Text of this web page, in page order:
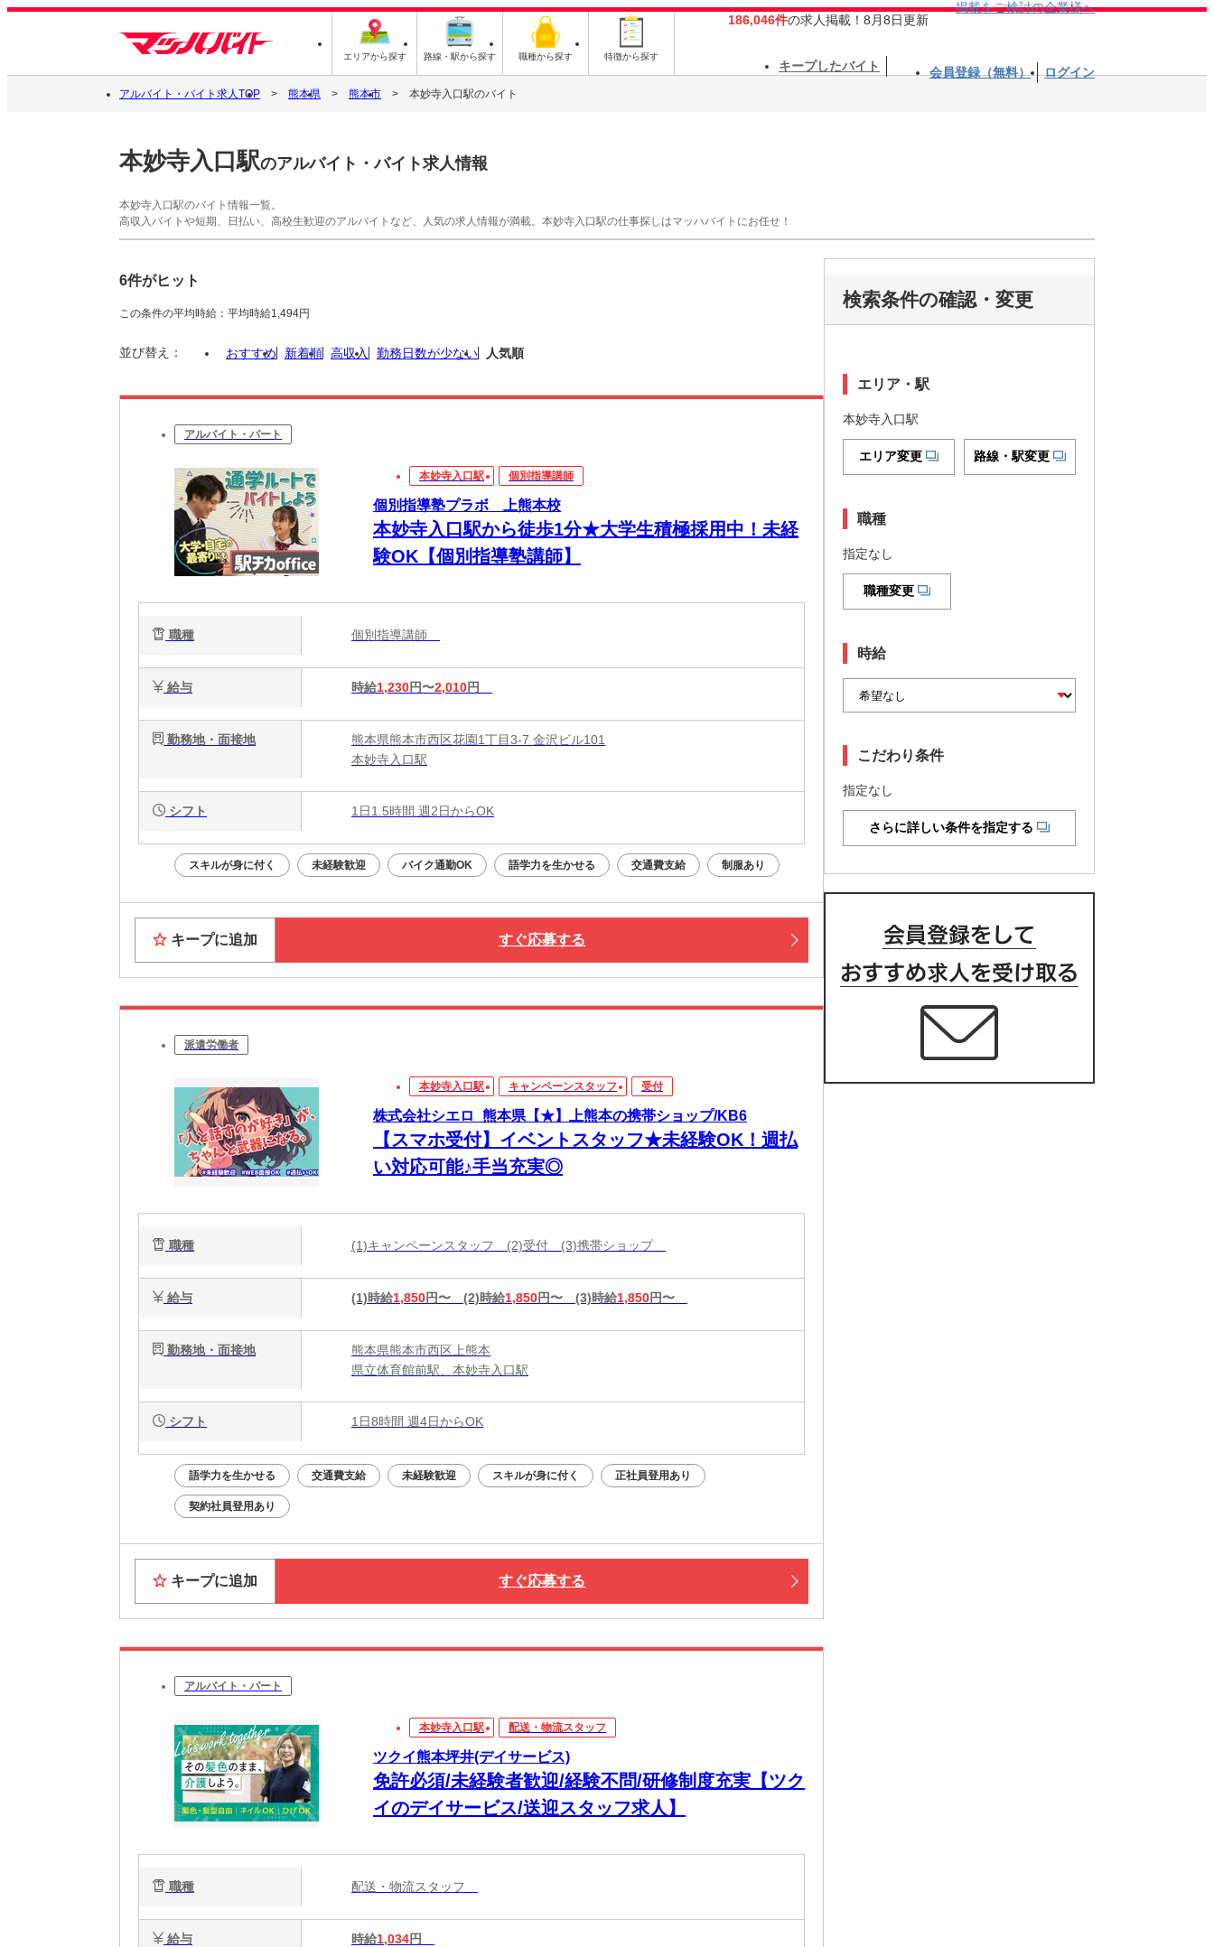
エリアから探す 路線・駅から探す 職種から探す 特徴から探す
186,046件の求人掲載！8月8日更新
掲載をご検討の企業様へ
キープしたバイト 会員登録（無料） ログイン
アルバイト・バイト求人TOP 熊本県 熊本市 本妙寺入口駅のバイト
本妙寺入口駅のアルバイト・バイト求人情報
本妙寺入口駅のバイト情報一覧。
高収入バイトや短期、日払い、高校生歓迎のアルバイトなど、人気の求人情報が満載。本妙寺入口駅の仕事探しはマッハバイトにお任せ！
6件がヒット
この条件の平均時給：平均時給1,494円
並び替え： おすすめ 新着順 高収入 勤務日数が少ない 人気順
アルバイト・パート
本妙寺入口駅 個別指導講師
個別指導塾プラボ 上熊本校
本妙寺入口駅から徒歩1分★大学生積極採用中！未経
験OK【個別指導塾講師】
職種 個別指導講師
給与 時給1,230円〜2,010円
勤務地・面接地
熊本県熊本市西区花園1丁目3-7 金沢ビル101
本妙寺入口駅
シフト 1日1.5時間 週2日からOK
スキルが身に付く 未経験歓迎 バイク通勤OK 語学力を生かせる 交通費支給 制服あり
キープに追加 すぐ応募する
派遣労働者
本妙寺入口駅 キャンペーンスタッフ 受付
株式会社シエロ_熊本県【★】上熊本の携帯ショップ/KB6
【スマホ受付】イベントスタッフ★未経験OK！週払
い対応可能♪手当充実◎
職種 (1)キャンペーンスタッフ (2)受付 (3)携帯ショップ
給与 (1)時給1,850円〜 (2)時給1,850円〜 (3)時給1,850円〜
勤務地・面接地
熊本県熊本市西区上熊本
県立体育館前駅、本妙寺入口駅
シフト 1日8時間 週4日からOK
語学力を生かせる 交通費支給 未経験歓迎 スキルが身に付く 正社員登用あり
契約社員登用あり
キープに追加 すぐ応募する
アルバイト・パート
本妙寺入口駅 配送・物流スタッフ
ツクイ熊本坪井(デイサービス)
免許必須/未経験者歓迎/経験不問/研修制度充実【ツク
イのデイサービス/送迎スタッフ求人】
職種 配送・物流スタッフ
給与 時給1,034円
検索条件の確認・変更
エリア・駅
本妙寺入口駅
エリア変更 路線・駅変更
職種
指定なし
職種変更
時給
こだわり条件
指定なし
さらに詳しい条件を指定する